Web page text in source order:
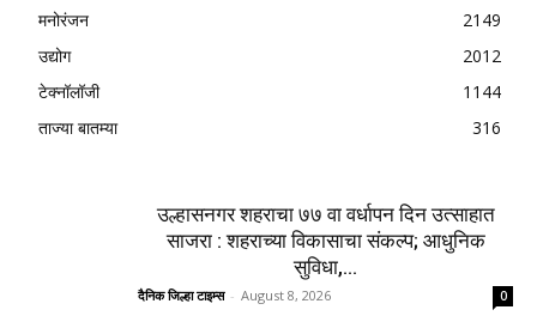
मनोरंजन
2149
उद्योग
2012
टेक्नॉलॉजी
1144
ताज्या बातम्या
316
उल्हासनगर शहराचा ७७ वा वर्धापन दिन उत्साहात
साजरा : शहराच्या विकासाचा संकल्प; आधुनिक
सुविधा,...
दैनिक जिल्हा टाइम्स - August 8, 2026 0